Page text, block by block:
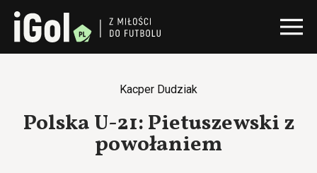
Kacper Dudziak
Polska U-21: Pietuszewski z
powołaniem